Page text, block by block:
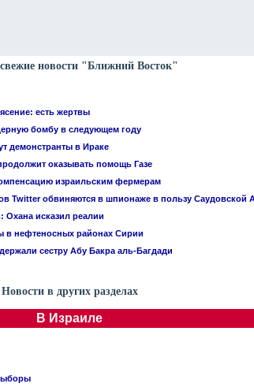
новости "Ближний Восток"
есть жертвы
бомбу в следующем году
демонстранты в Ираке
оказывать помощь Газе
израильским фермерам
Twitter обвиняются в шпионаже в пользу Саудовской
исказил реалии
в нефтеносных районах Сирии
сестру Абу Бакра аль-Багдади
Новости в других разделах
В Израиле